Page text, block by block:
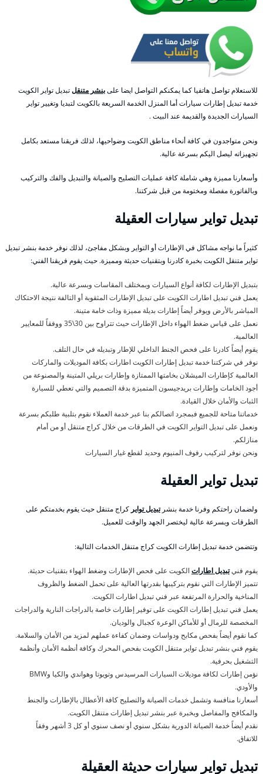
للاستعلام تواصل هاتفيا كما يمكنكم التواصل ايضا علىبنشر متنقلتبديل تواير الكويت
خدمة تبديل إطارات سيارات أما المنزل الخدمة السريعة بالكويت لتبديا وتغيير تواير
السيارات الجديدة والقديمة عند البيت .
ونحن متواجدون في كافة أنحاء مناطق الكويت وضواحيها، لذلك فريقنا مستعد بكامل
تجهيزاته ليصل اليكم بسرعة عالية.
وأسعارنا مميزة وهي شاملة كافة عمليات التصليح والصيانة والتبديل والفك والتركيب
وبالفاتورة مفصلة ومختومة من قبل شركتنا.
تبديل تواير سيارات العقيلة
كثيراً ما نواجه مشاكل في الإطارات أو التواير وبشكل مفاجئ، لذلك نوفر خدمة بنشر تبديل
تواير متنقل الكويت بخبرة كادرنا وبتقنيات حديثة ومميزة. حيث يقوم فريقنا الفني:
بتبديل الإطارات لكافة أنواع السيارات وبمختلف المقاسات وبسرعة عالية.
يعمل فني تبديل اطارات الكويت على تبديل الإطارات المثقوبة أو التالفة نتيجة الاحتكاك
المباشر بالأرض ويوفر أيضاً إطارات بديلة مميزة وذات خامة متينة.
نعمل على قياس ضغط الهواء داخل الإطارات حيث تتراوح بين 30\35 ووفقاً للمعايير
العالمية.
يقوم أيضاً كادرنا على فحص الجنط الداخلي للإطار وتبديله في حال التلف.
نوفر في شركتنا خدمة تبديل إطارات الكويت اطارات بكافة الموديلات والماركات
العالمية كإطارات الميشلان بخامتها الممتازة وإطارات بريلي المتينة والمصنوعة من
أجود الخامات وإطارات بريدجيسون المتميزة بدقة التصميم والتي تعطي للسيارة
الثبات والأمان خلال القيادة.
خدماتنا متاحة للجميع فبمجرد اتصالكم بنا عبر خدمة العملاء نقوم بتلبية طلبكم بسرعة
ونعمل على تبديل التواير الكويت في الطرقات من خلال كراج متنقل أو من أمام
منازلكم.
ونحن نوفر لتركيب رفوف المنيوم وحديد لقطع غيار السيارات
تبديل تواير العقيلة
ولضمان راحتكم وفرنا خدمة بنشرتبديل تواير كراج متنقل حيث يقوم بخدمتكم على
الطرقات وبسرعة عالية ليختصر الجهد والوقت للعميل.
وتتضمن خدمة تبديل إطارات الكويت كراج متنقل الخدمات التالية:
يقوم فنيتبديل اطاراتالكويت على فحص الإطارات وضغط الهواء بتقنيات حديثة.
تتميز الإطارات التي نقوم بتركيبها بقدرتها العالية على تحمل الضغط والظروف
المناخية والحرارة المرتفعة عبر فني تبديل اطارات الكويت.
يعمل فني تبديل إطارات الكويت على توفير إطارات خاصة بالدراجات النارية والدراجات
المخصصة للرمال أو للأماكن الوعرة كجبال والوديان.
كما نقوم أيضاً بفحص مكابح ودواسات وضمان كفاءة عملهم لمزيد من الأمان والسلامة.
يقوم فني بنشر تبديل تواير متنقل الكويت بفحص المحرك وكافة أنظمة الأمان وأنظمة
التشغيل بحرفية.
نؤمن إطارات لكافة موديلات السيارات المرسيدس وتويوتا وهواندي والكيا وBMW
والأودي.
أسعارنا منافسة وتشمل خدمات الصيانة والتصليح كافة الأعطال بالإطارات والجنط
والمكافح والمفاصل وبخبرة عبر بنشر تبديل إطارات متنقل الكويت.
نقدم أيضاً خدمة الصيانة الدورية بشكل سنوي أو نصف سنوي أو كل 3 أشهر وفقاً
للاتفاق.
تبديل تواير سيارات حديثة العقيلة